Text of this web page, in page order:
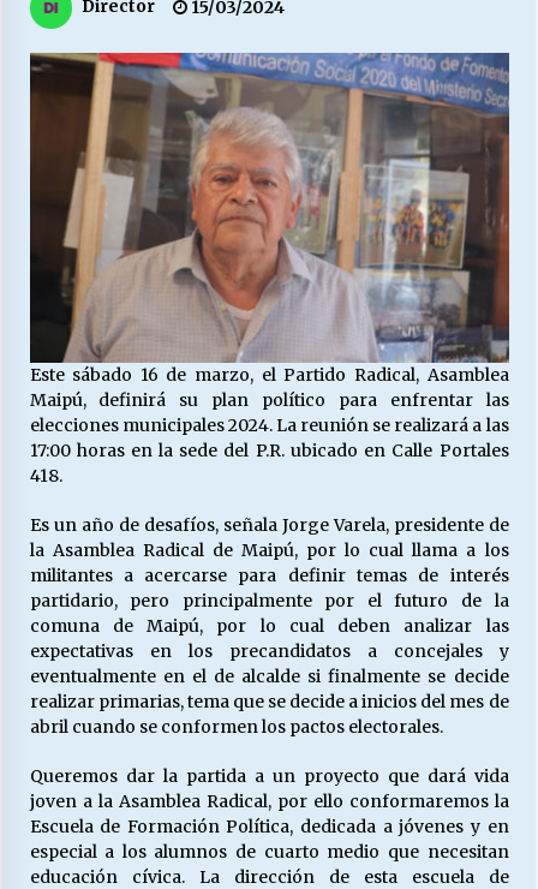
MUNICIPALIDAD, TRABAJADORES, CLIMA
LABORAL:
13/07/2026
Escuela hospitalaria El Carmen de Maipu.
25/06/2026
¿Qué habrían dicho?
23/06/2026
VOLVER A SER ALTERNATIVA
16/06/2026
28/05/2026
Releyendo la Rerum Novarum a 135 años. “La
cuestión social hoy”.
16/05/2026
S.O.S. a los ricos, Save Our Souls (Salvar
30/04/2026
¿Asesores con doble sueldo?
18/04/2026
Director 15/03/2024
Este sábado 16 de marzo, el Partido Radical, Asamblea
Maipú, definirá su plan político para enfrentar las
elecciones municipales 2024. La reunión se realizará a las
17:00 horas en la sede del P.R. ubicado en Calle Portales
418.
Es un año de desafíos, señala Jorge Varela, presidente de
la Asamblea Radical de Maipú, por lo cual llama a los
militantes a acercarse para definir temas de interés
partidario, pero principalmente por el futuro de la
comuna de Maipú, por lo cual deben analizar las
expectativas en los precandidatos a concejales y
eventualmente en el de alcalde si finalmente se decide
realizar primarias, tema que se decide a inicios del mes de
abril cuando se conformen los pactos electorales.
Queremos dar la partida a un proyecto que dará vida
joven a la Asamblea Radical, por ello conformaremos la
Escuela de Formación Política, dedicada a jóvenes y en
especial a los alumnos de cuarto medio que necesitan
educación cívica. La dirección de esta escuela de